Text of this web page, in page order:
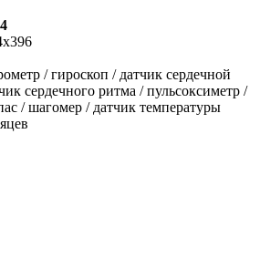
/ гироскоп / датчик сердечной
сердечного ритма / пульсоксиметр /
/ шагомер / датчик температуры